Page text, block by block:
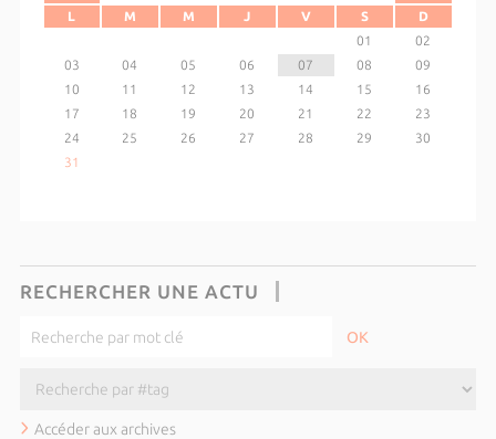
L
M M J V S
D
01
02
03
04 05 06 07 08
09
10
11 12 13 14 15
16
17
18 19 20 21 22
23
24
25 26 27 28 29
30
31
RECHERCHER UNE ACTU
Accéder aux archives